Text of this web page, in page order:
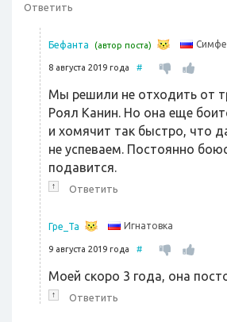
Ответить
Бефанта (автор поста)
8 августа 2019 года #
Мы решили не отходить от
Роял Канин. Но она еще
и хомячит так быстро, что
не успеваем. Постоянно
подавится.
↑ Ответить
Гре_Та Игнатовка
9 августа 2019 года #
Моей скоро 3 года, она
↑ Ответить